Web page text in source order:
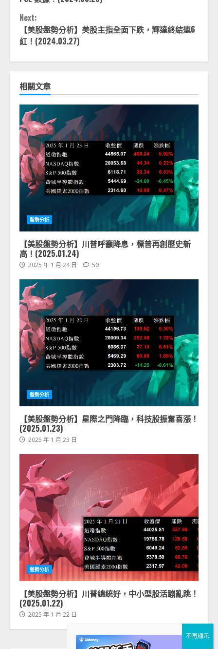
Next:
【美股盤勢分析】美股主指全面下跌，輝達終結連6
紅！(2024.03.27)
相關文章
盤勢分析
【美股盤勢分析】川普呼籲降息，標普再創歷史新
高！(2025.01.24)
2025 年 1 月 24 日 50
盤勢分析
【美股盤勢分析】星際之門降臨，科技股振奮喜漲！
(2025.01.23)
2025 年 1 月 23 日
盤勢分析
【美股盤勢分析】川普總統好，中小型股活蹦亂跳！
(2025.01.22)
2025 年 1 月 22 日